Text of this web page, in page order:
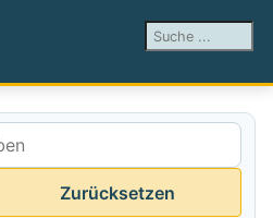
Suchen ...
Zurücksetzen